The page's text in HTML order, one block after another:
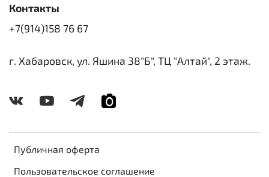
Публичная оферта
Пользовательское соглашение
Контакты
+7(914)158 76 67
г. Хабаровск, ул. Яшина 38"Б", ТЦ "Алтай", 2 этаж.